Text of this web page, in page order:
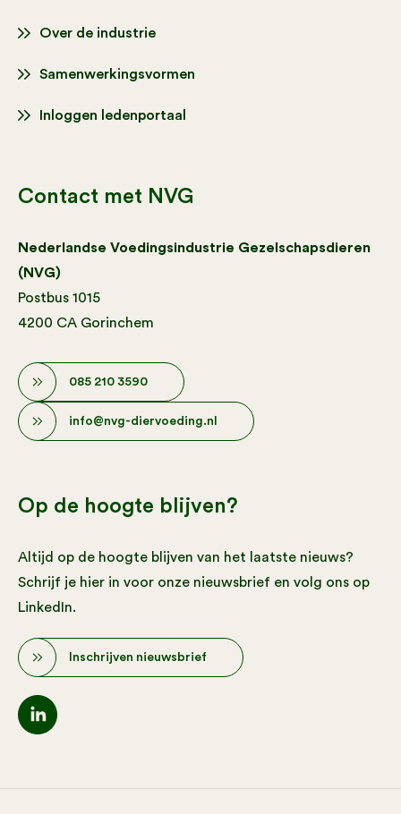
Over de industrie
Samenwerkingsvormen
Inloggen ledenportaal
Contact met NVG
Nederlandse Voedingsindustrie Gezelschapsdieren
(NVG)
Postbus 1015
4200 CA Gorinchem
085 210 3590
info@nvg-diervoeding.nl
Op de hoogte blijven?
Altijd op de hoogte blijven van het laatste nieuws?
Schrijf je hier in voor onze nieuwsbrief en volg ons op
LinkedIn.
Inschrijven nieuwsbrief